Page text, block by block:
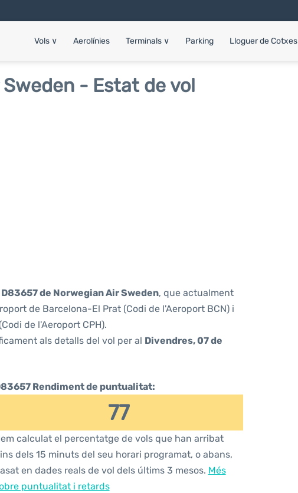
Vols ∨ Aerolínies Terminals ∨ Parking Lloguer de Cotxes
- Estat de vol
D83657 de Norwegian Air Sweden, que actualment
de Barcelona-El Prat (Codi de l'Aeroport BCN) i
de l'Aeroport CPH).
als detalls del vol per al Divendres, 07 de
Rendiment de puntualitat:
77
calculat el percentatge de vols que han arribat
dels 15 minuts del seu horari programat, o abans,
en dades reals de vol dels últims 3 mesos. Més
puntualitat i retards